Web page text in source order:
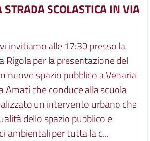
SCOLASTICA IN VIA
invitiamo alle 17:30 presso la
Rigola per la presentazione del
nuovo spazio pubblico a Venaria.
Amati che conduce alla scuola
un intervento urbano che
dello spazio pubblico e
ambientali per tutta la c...